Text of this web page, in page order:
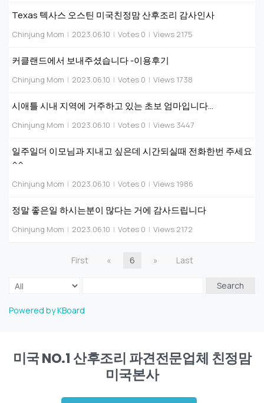
Texas 텍사스 오스틴 미국친정맘 산후조리 감사인사
Chinjung Mom | 2023.06.10 | Votes 0 | Views 2175
커클랜드에서 보내주셨습니다 -이용후기
Chinjung Mom | 2023.06.10 | Votes 0 | Views 1738
시애틀 시내 지역에 거주하고 있는 초보 엄마입니다...
Chinjung Mom | 2023.06.10 | Votes 0 | Views 3447
일주일더 이모님과 지내고 싶은데 시간되실때 전화한번 주세요
^^
Chinjung Mom | 2023.06.10 | Votes 0 | Views 1986
정말 좋은일 하시는분이 많다는 거에 감사드립니다
Chinjung Mom | 2023.06.10 | Votes 0 | Views 2172
First « 6 » Last
Search
Powered by KBoard
미국 NO.1 산후조리 파견전문업체 친정맘
미국본사